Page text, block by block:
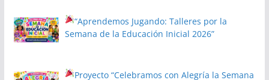
“Aprendemos Jugando: Talleres por la
Semana de la Educación Inicial 2026”
Proyecto“Celebramos con Alegría la Semana